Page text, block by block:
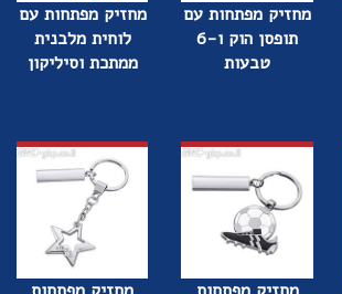
מחזיק מפתחות עם
תופסן הוק ו-6
טבעות
מחזיק מפתחות עם
לוחית מלבנית
ממתכת וסיליקון